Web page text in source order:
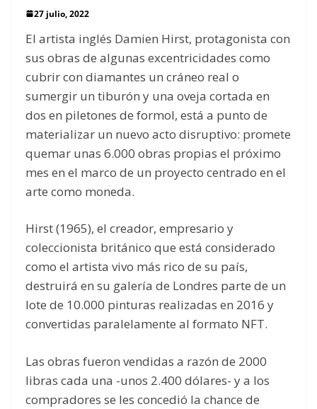
27 julio, 2022
El artista inglés Damien Hirst, protagonista con
sus obras de algunas excentricidades como
cubrir con diamantes un cráneo real o
sumergir un tiburón y una oveja cortada en
dos en piletones de formol, está a punto de
materializar un nuevo acto disruptivo: promete
quemar unas 6.000 obras propias el próximo
mes en el marco de un proyecto centrado en el
arte como moneda.
Hirst (1965), el creador, empresario y
coleccionista británico que está considerado
como el artista vivo más rico de su país,
destruirá en su galería de Londres parte de un
lote de 10.000 pinturas realizadas en 2016 y
convertidas paralelamente al formato NFT.
Las obras fueron vendidas a razón de 2000
libras cada una -unos 2.400 dólares- y a los
compradores se les concedió la chance de